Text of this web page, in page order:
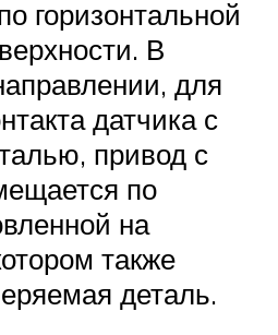
горизонтальной
В
для
датчика с
привод с
по
на
также
деталь.